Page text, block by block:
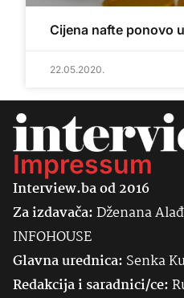
Cijena nafte ponovo
22.05.2020.
Impressum
Interview.ba od 2016
Za izdavača:Dženana
INFOHOUSE
Glavna urednica: Senka
Redakcija i saradnici/ce: